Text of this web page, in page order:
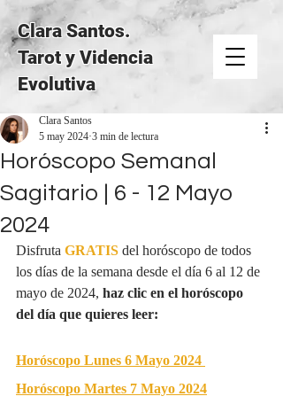
Clara Santos.
Tarot y Videncia
Evolutiva
Horóscopo Semanal
Sagitario | 6 - 12 Mayo
2024
Clara Santos
5 may 20243 min de lectura
Disfruta GRATISdel horóscopo de todos
los días de la semana desde el día 6 al 12 de
mayo de 2024, haz clic en el horóscopo
del día que quieres leer:
Horóscopo Lunes 6 Mayo 2024
Horóscopo Martes 7 Mayo 2024